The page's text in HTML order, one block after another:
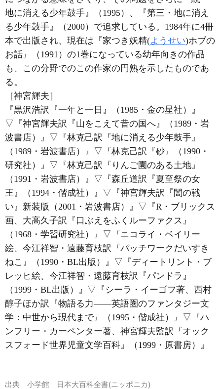
地に消える少年鼓手』（1995）、『第三・地に消え
る少年鼓手』（2000）で追求している。1984年に4冊
本で出版され、現在は『家つき妖精(ようせい)ホブの
お話』（1991）の1巻になっている幼年向きの作品
も、この分野でのこの作家の円熟を示したものであ
る。
［神宮輝夫］
『黒沢浩訳『一年と一日』（1985・金の星社）』
▽ 『神宮輝夫訳『山をこえて昔の国へ』（1989・岩
波書店）』 ▽ 『林克己訳『地に消える少年鼓手』
（1989・岩波書店）』 ▽ 『林克己訳『砂』（1990・
研究社）』 ▽ 『林克己訳『りんご園のある土地』
（1991・岩波書店）』 ▽ 『森丘道訳『夏至祭の女
王』（1994・偕成社）』 ▽ 『神宮輝夫訳『闇の戦
い』新装版（2001・岩波書店）』 ▽ 『R・ブリックス
画、大高久子訳『口ぶえをふくルーファクス』
（1968・学習研究社）』 ▽ 『ニコライ・ベイリー
絵、今江祥智・遠藤育枝訳『パッチワークだいすき
ねこ』（1990・BL出版）』 ▽ 『ディートリント・ブ
レッヒ絵、今江祥智・遠藤育枝訳『パンドラ』
（1999・BL出版）』 ▽ 『シーラ・イーゴフ著、西村
醇子ほか訳『物語る力――英語圏のファンタジー文
学：中世から現代まで』（1995・偕成社）』 ▽ 『ハ
ンフリー・カーペンター著、神宮輝夫監訳『オック
スフォード世界児童文学百科』（1999・原書房）』
出典 小学館 日本大百科全書(ニッポニカ)